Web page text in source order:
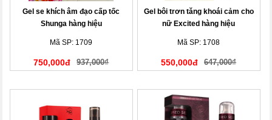
Gel se khích âm đạo cấp tốc
Shunga hàng hiệu
Mã SP: 1709
750,000đ 937,000₫
Gel bôi trơn tăng khoái cảm cho
nữ Excited hàng hiệu
Mã SP: 1708
550,000đ 647,000₫